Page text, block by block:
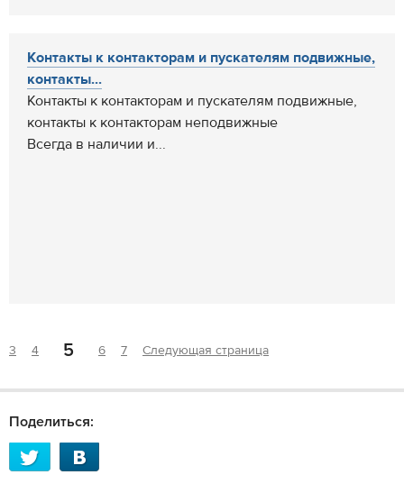
Контакты к контакторам и пускателям подвижные,
контакты...
Контакты к контакторам и пускателям подвижные,
контакты к контакторам неподвижные
Всегда в наличии и...
3 4 5 6 7 Следующая страница
Поделиться: